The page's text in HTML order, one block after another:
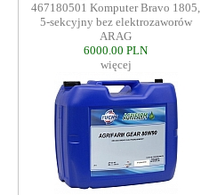
467180501 Komputer Bravo 1805,
5-sekcyjny bez elektrozaworów
ARAG
6000.00 PLN
więcej